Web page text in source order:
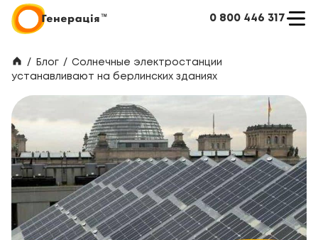
0 800 446 317
/ Блог / Солнечные электростанции
устанавливают на берлинских зданиях